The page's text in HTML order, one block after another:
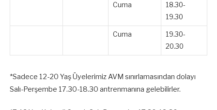
Cuma
18.30-
19.30
Cuma
19.30-
20.30
*Sadece 12-20 Yaş Üyelerimiz AVM sınırlamasından dolayı
Salı-Perşembe 17.30-18.30 antrenmanına gelebilirler.